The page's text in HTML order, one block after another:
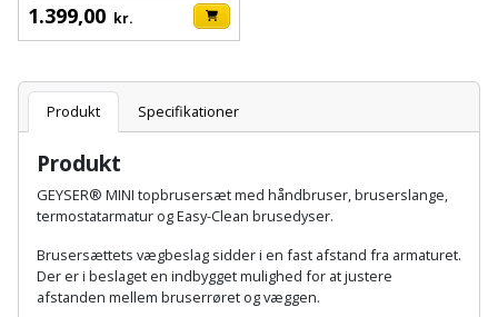
Vinduer
WinWin
plader
Saks
Sav
Savbuk
Skruestik
Klippeværktøj
Kompressor
Lader
Ligesliber
Limpistol
Køkkenudstyr
Lommelygte
Merchandise
Mobiltilbehør
Pavillon
1.399,00 kr.
Produkt Specifikationer
Produkt
GEYSER® MINI topbrusersæt med håndbruser, bruserslange,
termostatarmatur og Easy-Clean brusedyser.
Brusersættets vægbeslag sidder i en fast afstand fra armaturet.
Der er i beslaget en indbygget mulighed for at justere
afstanden mellem bruserrøret og væggen.